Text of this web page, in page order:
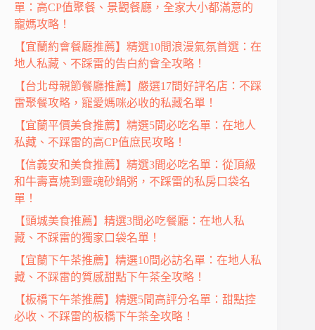
單：高CP值聚餐、景觀餐廳，全家大小都滿意的
寵媽攻略！
【宜蘭約會餐廳推薦】精選10間浪漫氣氛首選：在
地人私藏、不踩雷的告白約會全攻略！
【台北母親節餐廳推薦】嚴選17間好評名店：不踩
雷聚餐攻略，寵愛媽咪必收的私藏名單！
【宜蘭平價美食推薦】精選5間必吃名單：在地人
私藏、不踩雷的高CP值庶民攻略！
【信義安和美食推薦】精選3間必吃名單：從頂級
和牛壽喜燒到靈魂砂鍋粥，不踩雷的私房口袋名
單！
【頭城美食推薦】精選3間必吃餐廳：在地人私
藏、不踩雷的獨家口袋名單！
【宜蘭下午茶推薦】精選10間必訪名單：在地人私
藏、不踩雷的質感甜點下午茶全攻略！
【板橋下午茶推薦】精選5間高評分名單：甜點控
必收、不踩雷的板橋下午茶全攻略！